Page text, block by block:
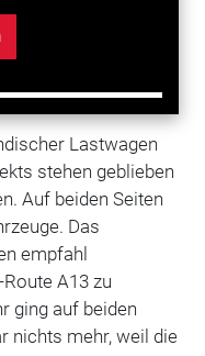
Lastwagen
stehen geblieben
Auf beiden Seiten
Das
empfahl
A13 zu
ging auf beiden
nichts mehr, weil die